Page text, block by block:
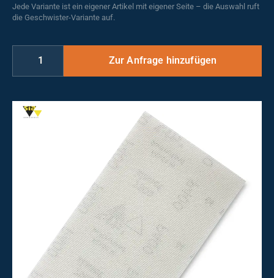
Jede Variante ist ein eigener Artikel mit eigener Seite – die Auswahl ruft
die Geschwister-Variante auf.